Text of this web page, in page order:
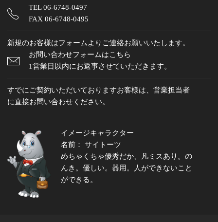
TEL06-6748-0497
FAX 06-6748-0495
新規のお客様はフォームよりご連絡お願いいたします。
お問い合わせフォームはこちら
1営業日以内にお返事させていただきます。
すでにご契約いただいておりますお客様は、営業担当者
に直接お問い合わせください。
イメージキャラクター
名前： サイトーツ
めちゃくちゃ優秀だか、凡ミスあり。の
んき。優しい。器用。人ができないこと
ができる。